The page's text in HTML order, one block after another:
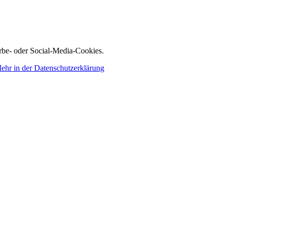
oder Social-Media-Cookies.
in der Datenschutzerklärung